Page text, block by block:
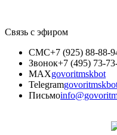
Связь с эфиром
СМС+7 (925) 88-88-
Звонок+7 (495) 73-
MAXgovoritmskbot
Telegram
Письмо